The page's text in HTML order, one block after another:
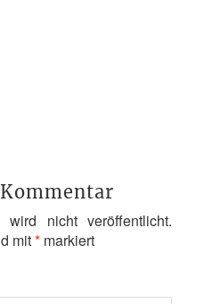
wird nicht veröffentlicht.
mit* markiert